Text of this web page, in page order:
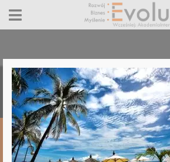
13-jak-nie-tracic-
14 czerwca 2017 Dodaj komentarz Jacek